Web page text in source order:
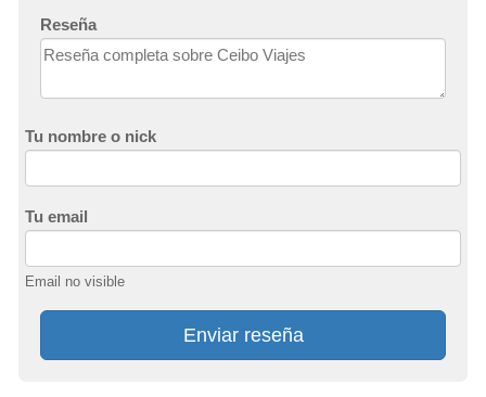
Reseña
Tu nombre o nick
Tu email
Email no visible
Enviar reseña